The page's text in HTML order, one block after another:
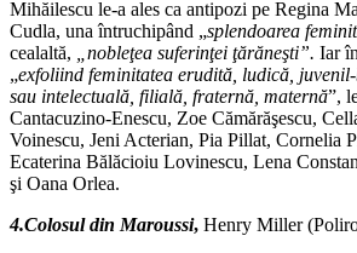
Mihăilescu le-a ales ca antipozi pe Regina
Cudla, una întruchipând „splendoarea
cealaltă, „nobleţea suferinţei ţărăneşti”. Iar
„exfoliind feminitatea erudită, ludică,
sau intelectuală, filială, fraternă, maternă”,
Cantacuzino-Enescu, Zoe Cămărăşescu,
Voinescu, Jeni Acterian, Pia Pillat, Cornelia
Ecaterina Bălăcioiu Lovinescu, Lena
şi Oana Orlea.
4.Colosul din Maroussi, Henry Miller